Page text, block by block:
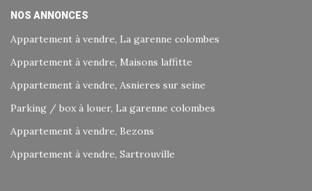
NOS ANNONCES
Appartement à vendre, La garenne colombes
Appartement à vendre, Maisons laffitte
Appartement à vendre, Asnieres sur seine
Parking / box à louer, La garenne colombes
Appartement à vendre, Bezons
Appartement à vendre, Sartrouville